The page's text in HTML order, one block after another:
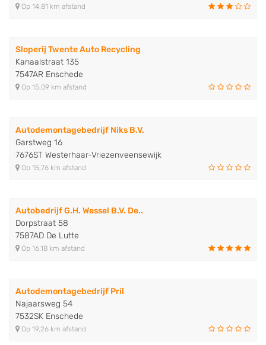
Op 14,81 km afstand
Sloperij Twente Auto Recycling
Kanaalstraat 135
7547AR Enschede
Op 15,09 km afstand
Autodemontagebedrijf Niks B.V.
Garstweg 16
7676ST Westerhaar-Vriezenveensewijk
Op 15,76 km afstand
Autobedrijf G.H. Wessel B.V. De..
Dorpstraat 58
7587AD De Lutte
Op 16,18 km afstand
Autodemontagebedrijf Pril
Najaarsweg 54
7532SK Enschede
Op 19,26 km afstand